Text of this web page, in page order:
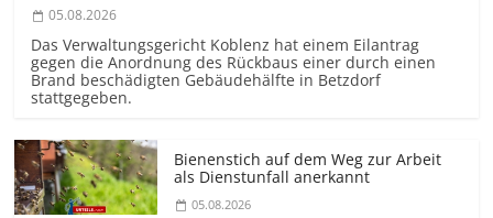
05.08.2026
Das Verwaltungsgericht Koblenz hat einem Eilantrag
gegen die Anordnung des Rückbaus einer durch einen
Brand beschädigten Gebäudehälfte in Betzdorf
stattgegeben.
Bienenstich auf dem Weg zur Arbeit
als Dienstunfall anerkannt
05.08.2026